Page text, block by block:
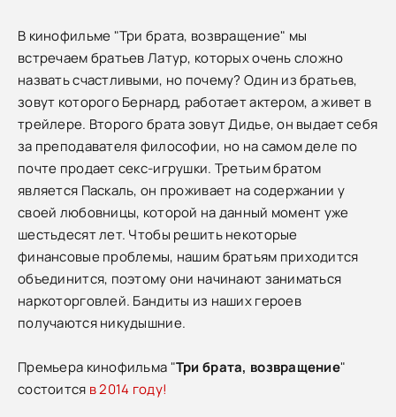
В кинофильме "Три брата, возвращение" мы
встречаем братьев Латур, которых очень сложно
назвать счастливыми, но почему? Один из братьев,
зовут которого Бернард, работает актером, а живет в
трейлере. Второго брата зовут Дидье, он выдает себя
за преподавателя философии, но на самом деле по
почте продает секс-игрушки. Третьим братом
является Паскаль, он проживает на содержании у
своей любовницы, которой на данный момент уже
шестьдесят лет. Чтобы решить некоторые
финансовые проблемы, нашим братьям приходится
объединится, поэтому они начинают заниматься
наркоторговлей. Бандиты из наших героев
получаются никудышние.
Премьера кинофильма "Три брата, возвращение"
состоится в 2014 году!